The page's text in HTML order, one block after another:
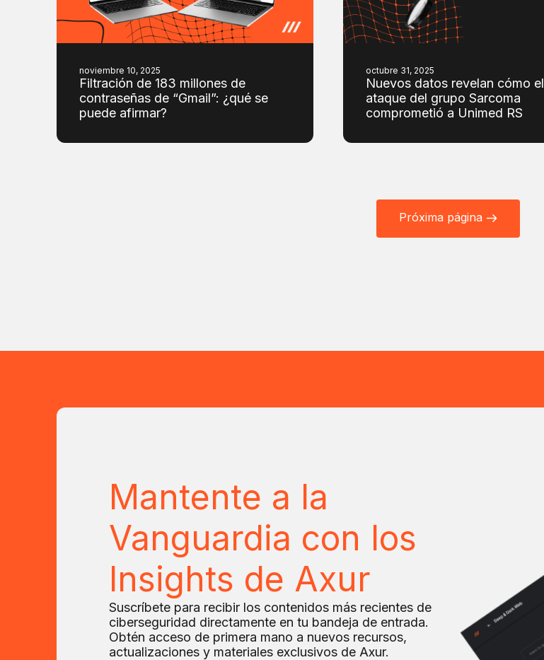
noviembre 10, 2025
Filtración de 183 millones de
contraseñas de “Gmail”: ¿qué se
puede afirmar?
octubre 31, 2025
Nuevos datos revelan cómo el
ataque del grupo Sarcoma
comprometió a Unimed RS
Próxima página
Mantente a la
Vanguardia con los
Insights de Axur
Suscríbete para recibir los contenidos más recientes de
ciberseguridad directamente en tu bandeja de entrada.
Obtén acceso de primera mano a nuevos recursos,
actualizaciones y materiales exclusivos de Axur.